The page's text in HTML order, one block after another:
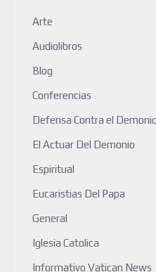
Arte
Audiolibros
Blog
Conferencias
Defensa Contra el Demonio
El Actuar Del Demonio
Espiritual
Eucaristias Del Papa
General
Iglesia Catolica
Informativo Vatican News